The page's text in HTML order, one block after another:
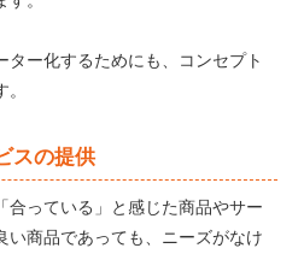
ター化するためにも、コンセプト
スの提供
合っている」と感じた商品やサー
い商品であっても、ニーズがなけ